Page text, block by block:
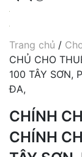
Trang chủ /
CHỦ CHO
100 TÂY SƠN,
ĐA,
CHÍNH
CHÍNH